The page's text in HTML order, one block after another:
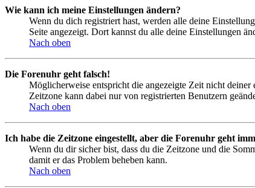
Wie kann ich meine Einstellungen ändern?
Wenn du dich registriert hast, werden alle deine
Seite angezeigt. Dort kannst du alle deine Einstellungen
Nach oben
Die Forenuhr geht falsch!
Möglicherweise entspricht die angezeigte Zeit nicht
Zeitzone kann dabei nur von registrierten Benutzern
Nach oben
Ich habe die Zeitzone eingestellt, aber die Forenuhr geht
Wenn du dir sicher bist, dass du die Zeitzone und die
damit er das Problem beheben kann.
Nach oben